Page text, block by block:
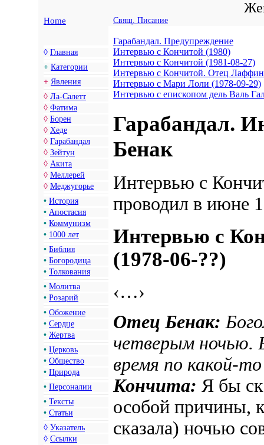
Home Свящ. Писание
◊ Главная
+ Категории
+ Явления
◊ Ла-Салетт
◊ Фатима
◊ Борен
◊ Хеде
◊ Гарабандал
◊ Зейтун
◊ Акита
◊ Меллерей
◊ Меджугорье
• История
• Апостасия
• Коммунизм
• 1000 лет
• Библия
• Богородица
• Толкования
• Молитва
• Розарий
• Обожение
• Сердце
• Жертва
• Церковь
• Общество
• Природа
• Персоналии
• Тексты
• Статьи
◊ Указатель
◊ Ссылки
Гарабандал. Предупреждение
Интервью с Кончитой (1980)
Интервью с Кончитой (1981-08-27)
Интервью с Кончитой. Отец
Интервью с Мари Лоли (1978-09-29)
Интервью с епископом дель Валь
Гарабандал.
Бенак
Интервью с
проводил в июне
Интервью с
(1978-06-??)
‹…›
Отец Бенак:
четверым ночью.
время по какой-
Кончита: Я бы
особой причины,
сказала) ночью